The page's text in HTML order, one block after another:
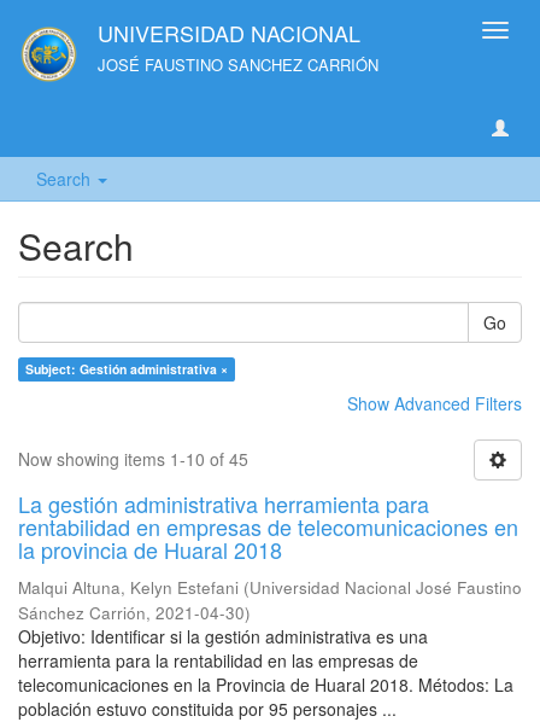
UNIVERSIDAD NACIONAL
JOSÉ FAUSTINO SANCHEZ CARRIÓN
Search
Search
Go
Subject: Gestión administrativa ×
Show Advanced Filters
Now showing items 1-10 of 45
La gestión administrativa herramienta para
rentabilidad en empresas de telecomunicaciones en
la provincia de Huaral 2018
Malqui Altuna, Kelyn Estefani (Universidad Nacional José Faustino
Sánchez Carrión, 2021-04-30)
Objetivo: Identificar si la gestión administrativa es una
herramienta para la rentabilidad en las empresas de
telecomunicaciones en la Provincia de Huaral 2018. Métodos: La
población estuvo constituida por 95 personajes ...